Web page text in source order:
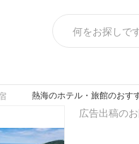
熱海のホテル・旅館のおす
広告出稿の